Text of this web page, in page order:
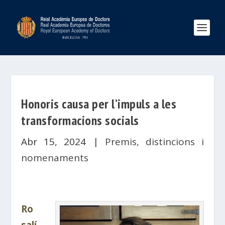
Honoris causa per l’impuls a les
transformacions socials
Abr 15, 2024 | Premis, distincions i
nomenaments
Ro